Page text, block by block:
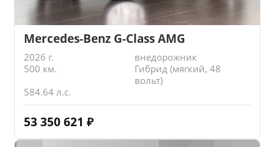
Mercedes-Benz G-Class AMG
2026 г.
внедорожник
500 км.
Гибрид (мягкий, 48
вольт)
584.64 л.с.
53 350 621 ₽